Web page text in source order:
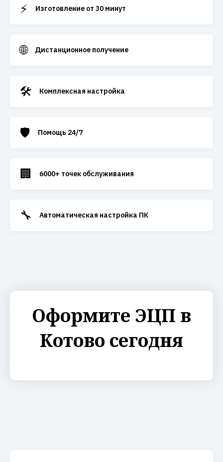
⚡ Изготовление от 30 минут
🌐 Дистанционное получение
🛠️ Комплексная настройка
🛡️ Помощь 24/7
🏢 6000+ точек обслуживания
🔧 Автоматическая настройка ПК
Оформите ЭЦП в
Котово сегодня